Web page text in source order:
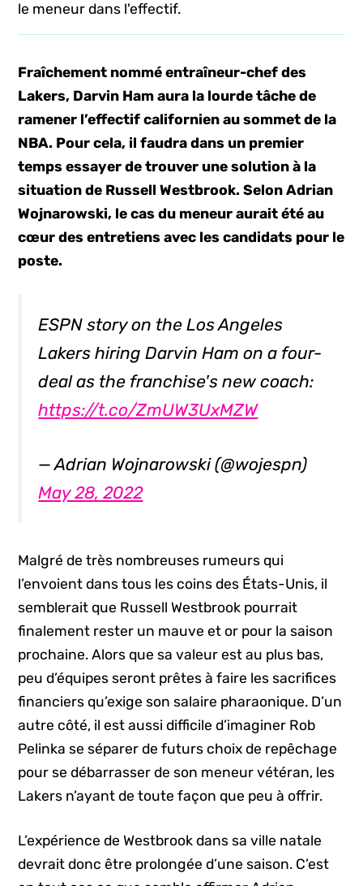
le meneur dans l'effectif.
Fraîchement nommé entraîneur-chef des
Lakers, Darvin Ham aura la lourde tâche de
ramener l’effectif californien au sommet de la
NBA. Pour cela, il faudra dans un premier
temps essayer de trouver une solution à la
situation de Russell Westbrook. Selon Adrian
Wojnarowski, le cas du meneur aurait été au
cœur des entretiens avec les candidats pour le
poste.
ESPN story on the Los Angeles
Lakers hiring Darvin Ham on a four-
deal as the franchise's new coach:
https://t.co/ZmUW3UxMZW
— Adrian Wojnarowski (@wojespn)
May 28, 2022
Malgré de très nombreuses rumeurs qui
l’envoient dans tous les coins des États-Unis, il
semblerait que Russell Westbrook pourrait
finalement rester un mauve et or pour la saison
prochaine. Alors que sa valeur est au plus bas,
peu d’équipes seront prêtes à faire les sacrifices
financiers qu’exige son salaire pharaonique. D’un
autre côté, il est aussi difficile d’imaginer Rob
Pelinka se séparer de futurs choix de repêchage
pour se débarrasser de son meneur vétéran, les
Lakers n’ayant de toute façon que peu à offrir.
L’expérience de Westbrook dans sa ville natale
devrait donc être prolongée d’une saison. C’est